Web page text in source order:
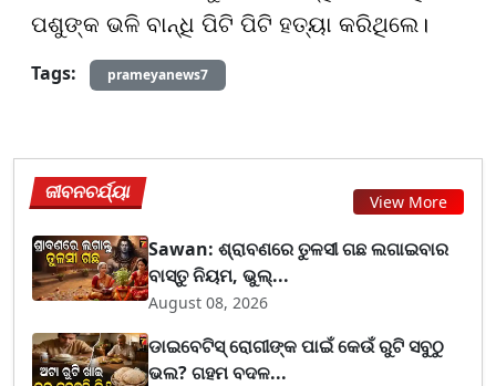
ପଶୁଙ୍କ ଭଳି ବାନ୍ଧି ପିଟି ପିଟି ହତ୍ୟା କରିଥିଲେ।
Tags:
prameyanews7
ଜୀବନଚର୍ଯ୍ୟା View More
Sawan: ଶ୍ରାବଣରେ ତୁଳସୀ ଗଛ ଲଗାଇବାର
ବାସ୍ତୁ ନିୟମ, ଭୁଲ୍...
August 08, 2026
ଡାଇବେଟିସ୍ ରୋଗୀଙ୍କ ପାଇଁ କେଉଁ ରୁଟି ସବୁଠୁ
ଭଲ? ଗହମ ବଦଳ...